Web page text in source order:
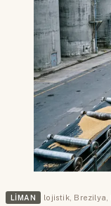
LIMAN lojistik, Brezilya